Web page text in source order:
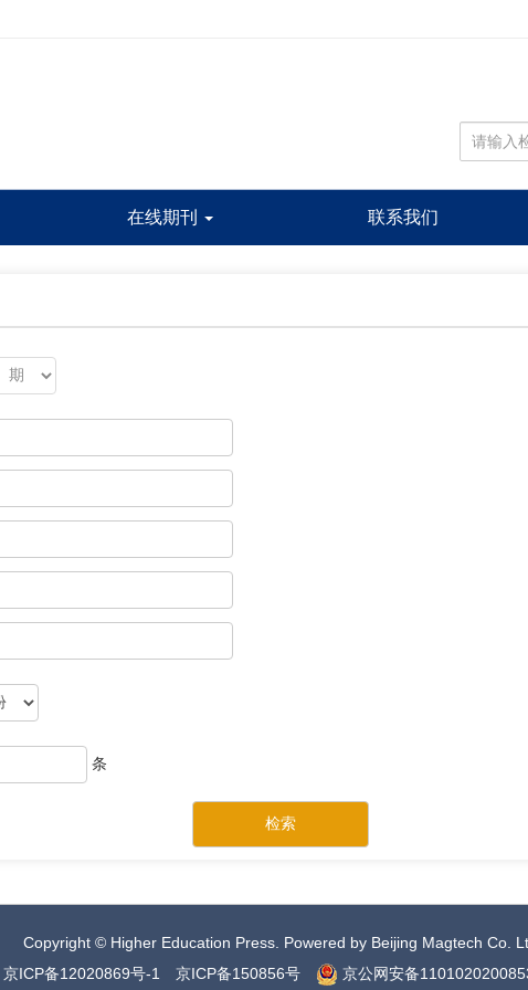
在线期刊 联系我们
条
Copyright © Higher Education Press. Powered by Beijing Magtech Co.
京ICP备12020869号-1
京ICP备150856号 京公网安备